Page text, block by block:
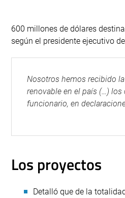
600 millones de dólares
según el presidente ejecutivo
Nosotros hemos recibido
renovable en el país (…)
funcionario, en
Los proyectos
Detalló que de la